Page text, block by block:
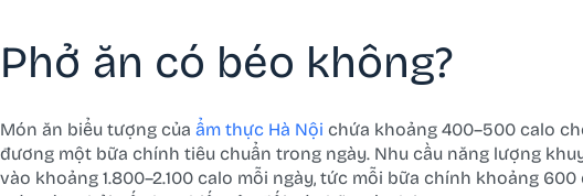
Phở ăn có béo không?
Món ăn biểu tượng của ẩm thực Hà Nội chứa khoảng 400–500 calo
đương một bữa chính tiêu chuẩn trong ngày. Nhu cầu năng lượng
vào khoảng 1.800–2.100 calo mỗi ngày, tức mỗi bữa chính khoảng